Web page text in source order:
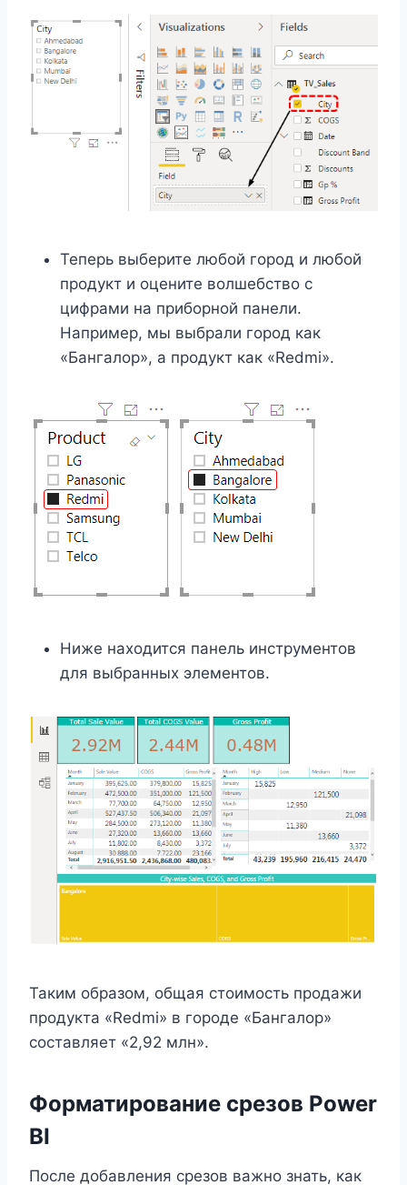
Теперь выберите любой город и любой
продукт и оцените волшебство с
цифрами на приборной панели.
Например, мы выбрали город как
«Бангалор», а продукт как «Redmi».
Ниже находится панель инструментов
для выбранных элементов.
Таким образом, общая стоимость продажи
продукта «Redmi» в городе «Бангалор»
составляет «2,92 млн».
Форматирование срезов Power
BI
После добавления срезов важно знать, как